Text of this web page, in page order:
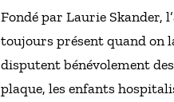
Fondé par Laurie Skander,
toujours présent quand on
disputent bénévolement
plaque, les enfants